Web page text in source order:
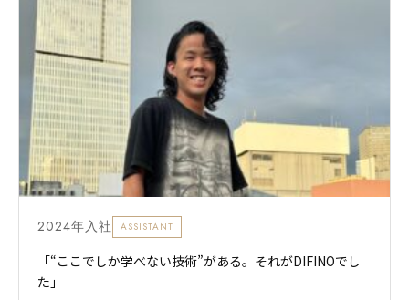
2024年入社 ASSISTANT
「“ここでしか学べない技術”がある。それがDIFINOでし
た」